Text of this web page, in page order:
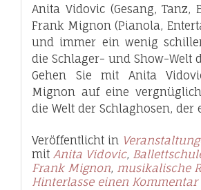
Anita Vidovic (Gesang, Tanz,
Frank Mignon (Pianola,
und immer ein wenig
die Schlager- und Show-Welt
Gehen Sie mit Anita
Mignon auf eine
die Welt der Schlaghosen, der
Veröffentlicht in
mit Anita Vidovic,
Frank Mignon, musikalische
Hinterlasse einen Kommentar